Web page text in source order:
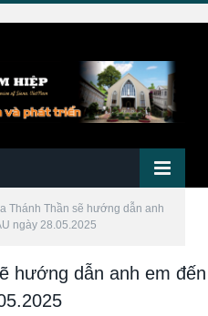
Thánh Thần sẽ hướng dẫn anh
ngày 28.05.2025
hướng dẫn anh em